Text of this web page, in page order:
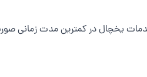
یخچال در کمترین مدت زمانی